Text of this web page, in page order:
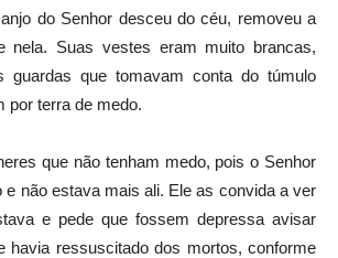
do Senhor desceu do céu, removeu a
nela. Suas vestes eram muito brancas,
guardas que tomavam conta do túmulo
por terra de medo.
que não tenham medo, pois o Senhor
e não estava mais ali. Ele as convida a ver
e pede que fossem depressa avisar
havia ressuscitado dos mortos, conforme